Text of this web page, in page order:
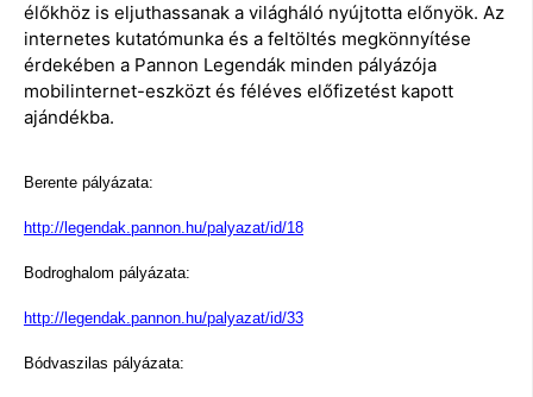
élőkhöz is eljuthassanak a világháló nyújtotta előnyök. Az
internetes kutatómunka és a feltöltés megkönnyítése
érdekében a Pannon Legendák minden pályázója
mobilinternet-eszközt és féléves előfizetést kapott
ajándékba.
Berente pályázata:
http://legendak.pannon.hu/palyazat/id/18
Bodroghalom pályázata:
http://legendak.pannon.hu/palyazat/id/33
Bódvaszilas pályázata: